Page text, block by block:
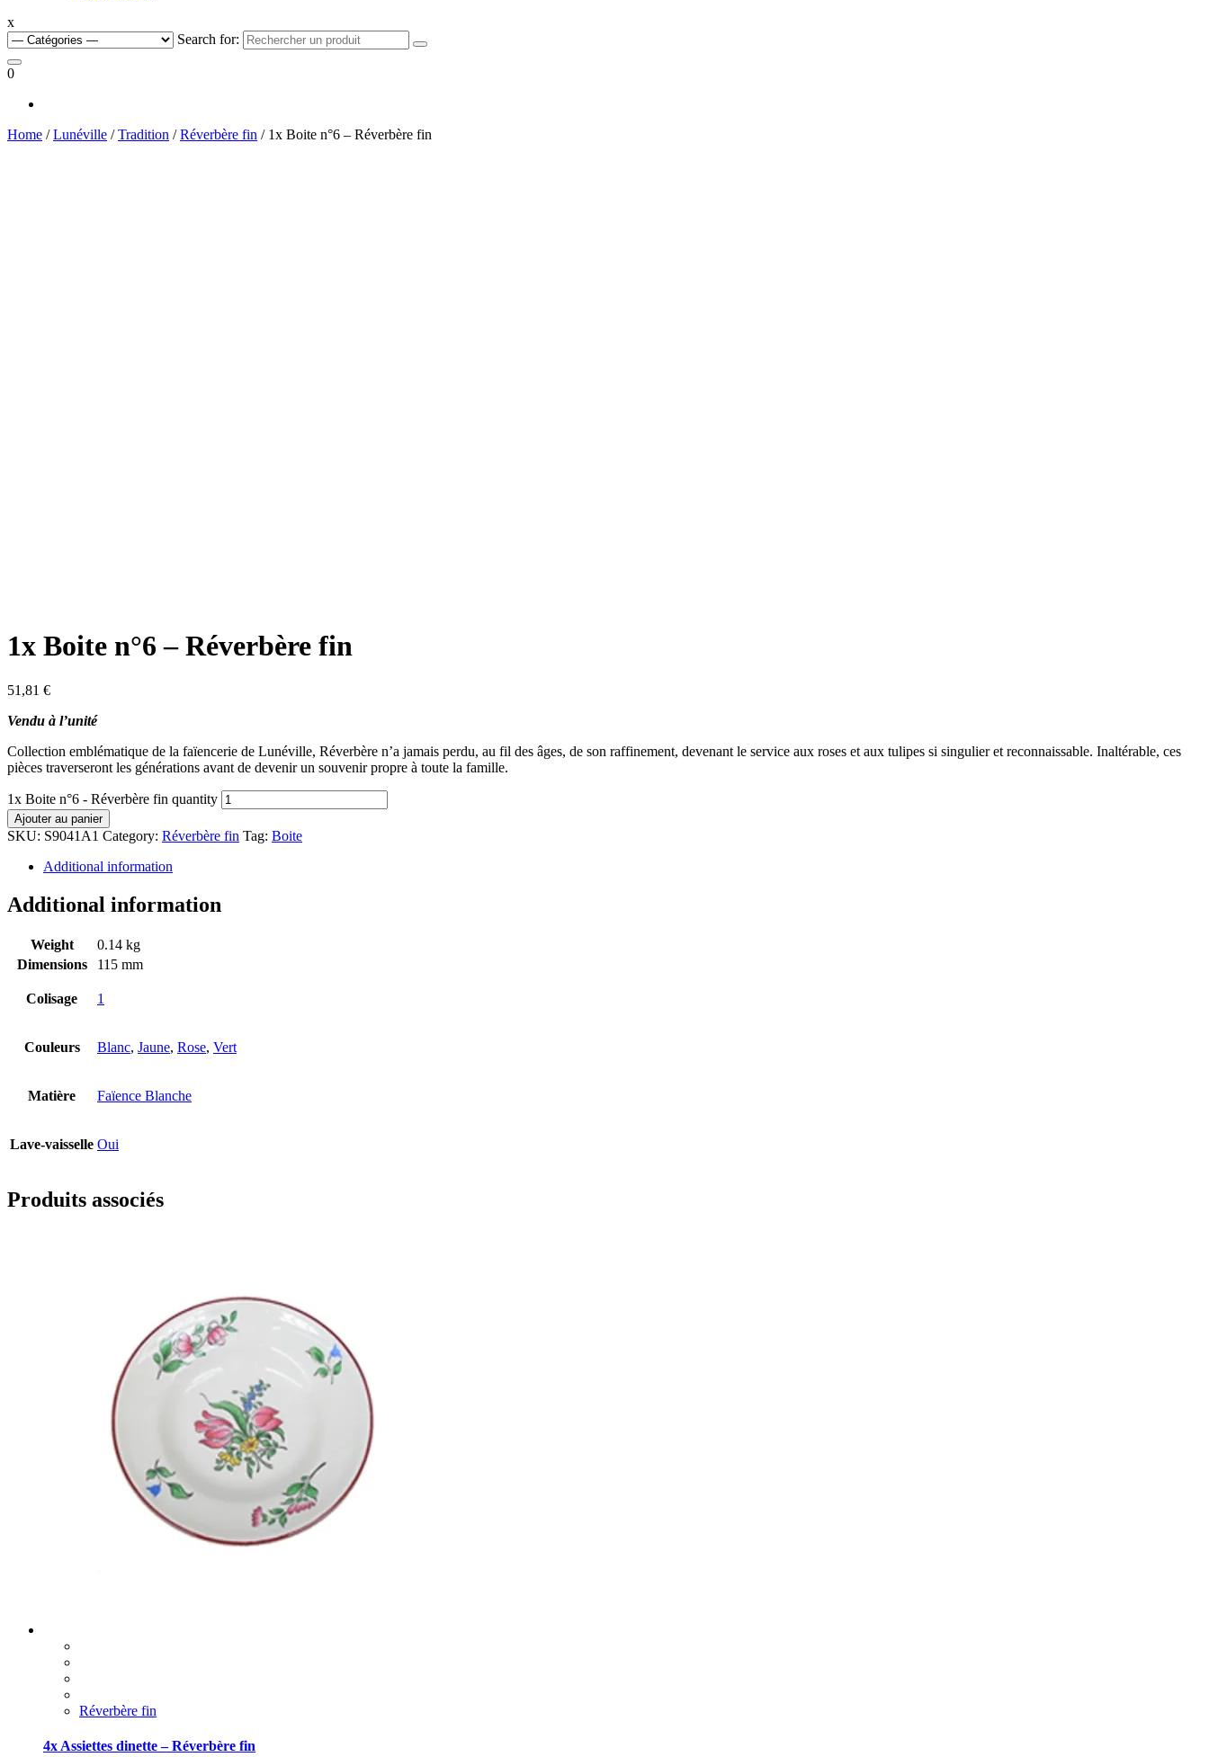
x
Search for:
0
Home /Lunéville /Tradition /Réverbère fin / 1x Boite n°6 – Réverbère fin
1x Boite n°6 – Réverbère fin
51,81 €
Vendu à l’unité
Collection emblématique de la faïencerie de Lunéville, Réverbère n’a jamais perdu, au fil des âges, de son raffinement, devenant le service aux roses et aux tulipes si singulier et reconnaissable. Inaltérable, ces
pièces traverseront les générations avant de devenir un souvenir propre à toute la famille.
1x Boite n°6 - Réverbère fin quantity
Ajouter au panier
SKU: S9041A1 Category: Réverbère fin Tag: Boite
Additional information
Additional information
Weight
0.14 kg
Dimensions
115 mm
Colisage 1
Couleurs Blanc, Jaune, Rose, Vert
Matière Faïence Blanche
Lave-vaisselle Oui
Produits associés
Réverbère fin
4x Assiettes dinette – Réverbère fin